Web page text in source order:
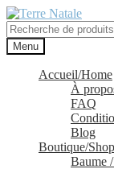
Aller
à
la
navigation
Aller
au
contenu
Recherche
pour :
Menu
Accueil/Home
À
FAQ
Blog
Boutique/Shop
Baume